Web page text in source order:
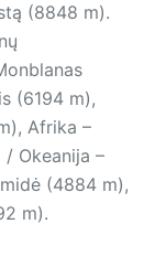
(8848 m).
(6194 m),
Afrika –
Okeanija –
(4884 m),
m).